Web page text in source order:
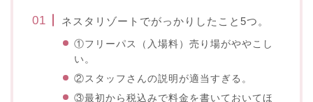
ネスタリゾートでがっかりしたこと5つ。
①フリーパス（入場料）売り場がややこし
い。
②スタッフさんの説明が適当すぎる。
③最初から税込みで料金を書いておいてほ